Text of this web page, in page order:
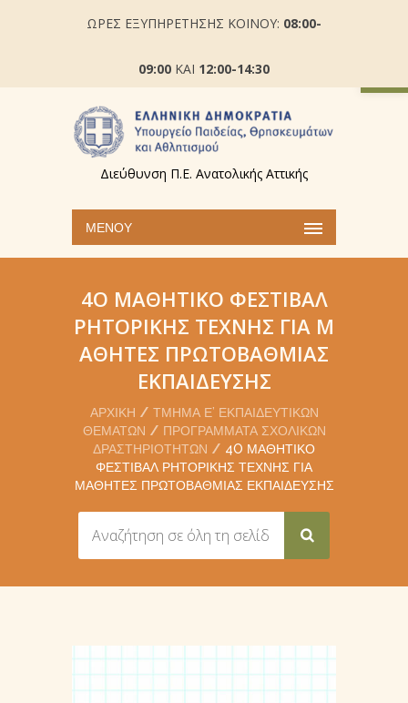
ΩΡΕΣ ΕΞΥΠΗΡΕΤΗΣΗΣ ΚΟΙΝΟΥ: 08:00-
09:00 ΚΑΙ 12:00-14:30
Διεύθυνση Π.Ε. Ανατολικής Αττικής
ΜΕΝΟΎ
4O ΜΑΘΗΤΙΚΌ ΦΕΣΤΙΒΆΛ
ΡΗΤΟΡΙΚΉΣ ΤΈΧΝΗΣ ΓΙΑ Μ
ΑΘΗΤΈΣ ΠΡΩΤΟΒΆΘΜΙΑΣ
ΕΚΠΑΊΔΕΥΣΗΣ
ΑΡΧΙΚΉ
ΤΜΉΜΑ Ε’ ΕΚΠΑΙΔΕΥΤΙΚΏΝ
ΘΕΜΆΤΩΝ
ΠΡΟΓΡΆΜΜΑΤΑ ΣΧΟΛΙΚΏΝ
ΔΡΑΣΤΗΡΙΟΤΉΤΩΝ
4O ΜΑΘΗΤΙΚΌ
ΦΕΣΤΙΒΆΛ ΡΗΤΟΡΙΚΉΣ ΤΈΧΝΗΣ ΓΙΑ
ΜΑΘΗΤΈΣ ΠΡΩΤΟΒΆΘΜΙΑΣ ΕΚΠΑΊΔΕΥΣΗΣ